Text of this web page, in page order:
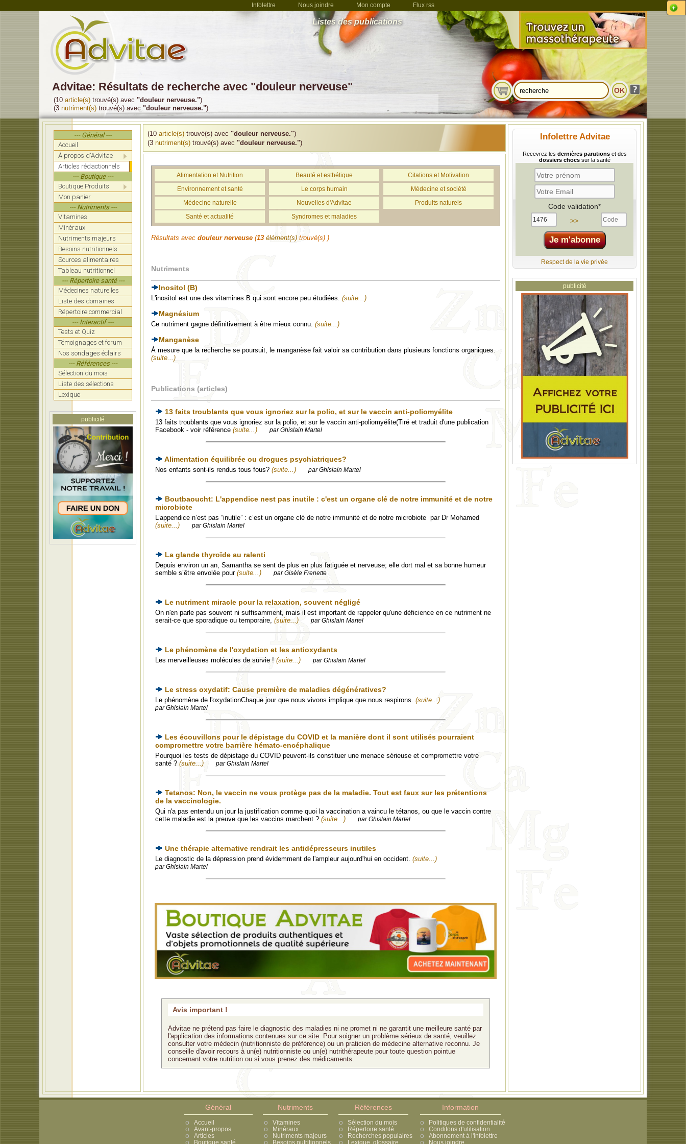
Infolettre Nous joindre Mon compte Flux rss
Listes des publications
Advitae: Résultats de recherche avec "douleur nerveuse"
(10 article(s) trouvé(s) avec "douleur nerveuse.")
(3 nutriment(s) trouvé(s) avec "douleur nerveuse.")
--- Général ---
Accueil
À propos d'Advitae
Articles rédactionnels
--- Boutique ---
Boutique Produits
Mon panier
--- Nutriments ---
Vitamines
Minéraux
Nutriments majeurs
Besoins nutritionnels
Sources alimentaires
Tableau nutritionnel
--- Répertoire santé ---
Médecines naturelles
Liste des domaines
Répertoire commercial
--- Interactif ---
Tests et Quiz
Témoignages et forum
Nos sondages éclairs
--- Références ---
Sélection du mois
Liste des sélections
Lexique
publicité
(10 article(s) trouvé(s) avec "douleur nerveuse.")
(3 nutriment(s) trouvé(s) avec "douleur nerveuse.")
Infolettre Advitae
Recevrez les dernières parutionset des
dossiers chocssur la santé
Code validation*
>>
Respect de la vie privée
publicité
Alimentation et Nutrition Beauté et esthétique
Citations et Motivation
Environnement et santé
Le corps humain
Médecine et société
Médecine naturelle
Nouvelles d'Advitae
Produits naturels
Santé et actualité
Syndromes et maladies
Résultats avec douleur nerveuse (13 élément(s) trouvé(s) )
Nutriments
Inositol (B)
L'inositol est une des vitamines B qui sont encore peu étudiées. (suite...)
Magnésium
Ce nutriment gagne définitivement à être mieux connu. (suite...)
Manganèse
À mesure que la recherche se poursuit, le manganèse fait valoir sa contribution dans plusieurs fonctions organiques.
(suite...)
Publications (articles)
13 faits troublants que vous ignoriez sur la polio, et sur le vaccin anti-poliomyélite
13 faits troublants que vous ignoriez sur la polio, et sur le vaccin anti-poliomyélite(Tiré et traduit d'une publication
Facebook - voir référence (suite...) par Ghislain Martel
Alimentation équilibrée ou drogues psychiatriques?
Nos enfants sont-ils rendus tous fous? (suite...) par Ghislain Martel
Boutbaoucht: L'appendice nest pas inutile : c'est un organe clé de notre immunité et de notre
microbiote
L’appendice n’est pas “inutile” : c’est un organe clé de notre immunité et de notre microbiote par Dr Mohamed
(suite...)
par Ghislain Martel
La glande thyroïde au ralenti
Depuis environ un an, Samantha se sent de plus en plus fatiguée et nerveuse; elle dort mal et sa bonne humeur
semble s’être envolée pour (suite...) par Gisèle Frenette
Le nutriment miracle pour la relaxation, souvent négligé
On n'en parle pas souvent ni suffisamment, mais il est important de rappeler qu'une déficience en ce nutriment ne
serait-ce que sporadique ou temporaire, (suite...) par Ghislain Martel
Le phénomène de l'oxydation et les antioxydants
Les merveilleuses molécules de survie ! (suite...) par Ghislain Martel
Le stress oxydatif: Cause première de maladies dégénératives?
Le phénomène de l'oxydationChaque jour que nous vivons implique que nous respirons. (suite...)
par Ghislain Martel
Les écouvillons pour le dépistage du COVID et la manière dont il sont utilisés pourraient
compromettre votre barrière hémato-encéphalique
Pourquoi les tests de dépistage du COVID peuvent-ils constituer une menace sérieuse et compromettre votre
santé ? (suite...) par Ghislain Martel
Tetanos: Non, le vaccin ne vous protège pas de la maladie. Tout est faux sur les prétentions
de la vaccinologie.
Qui n'a pas entendu un jour la justification comme quoi la vaccination a vaincu le tétanos, ou que le vaccin contre
cette maladie est la preuve que les vaccins marchent ? (suite...) par Ghislain Martel
Une thérapie alternative rendrait les antidépresseurs inutiles
Le diagnostic de la dépression prend évidemment de l'ampleur aujourd'hui en occident. (suite...)
par Ghislain Martel
Avis important !
Advitae ne prétend pas faire le diagnostic des maladies ni ne promet ni ne garantit une meilleure santé par
l'application des informations contenues sur ce site. Pour soigner un problème sérieux de santé, veuillez
consulter votre médecin (nutritionniste de préférence) ou un praticien de médecine alternative reconnu. Je
conseille d'avoir recours à un(e) nutritionniste ou un(e) nutrithérapeute pour toute question pointue
concernant votre nutrition ou si vous prenez des médicaments.
Général
Accueil
Avant-propos
Articles
Boutique santé
Nutriments
Vitamines
Minéraux
Nutriments majeurs
Besoins nutritionnels
Références
Sélection du mois
Répertoire santé
Recherches populaires
Lexique, glossaire
Information
Politiques de confidentialité
Conditons d'utilisation
Abonnement à l'infolettre
Nous joindre